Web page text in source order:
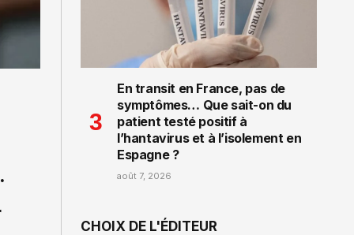
En transit en France, pas de
symptômes… Que sait-on du
patient testé positif à
l’hantavirus et à l’isolement en
Espagne ?
août 7, 2026
CHOIX DE L'ÉDITEUR